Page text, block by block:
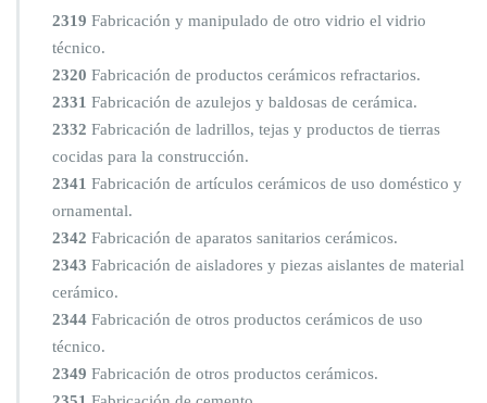
2319 Fabricación y manipulado de otro vidrio el vidrio
técnico.
2320 Fabricación de productos cerámicos refractarios.
2331 Fabricación de azulejos y baldosas de cerámica.
2332 Fabricación de ladrillos, tejas y productos de tierras
cocidas para la construcción.
2341 Fabricación de artículos cerámicos de uso doméstico y
ornamental.
2342 Fabricación de aparatos sanitarios cerámicos.
2343 Fabricación de aisladores y piezas aislantes de material
cerámico.
2344 Fabricación de otros productos cerámicos de uso
técnico.
2349 Fabricación de otros productos cerámicos.